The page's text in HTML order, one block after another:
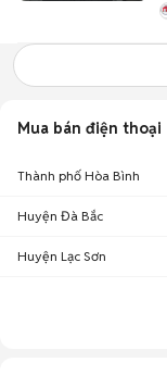
Mua bán điện thoại
Thành phố Hòa Bình
Huyện Đà Bắc
Huyện Lạc Sơn